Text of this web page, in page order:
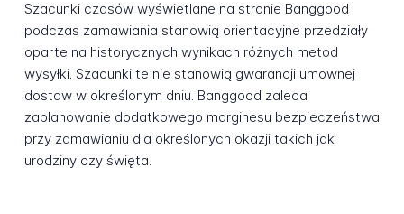
Szacunki czasów wyświetlane na stronie Banggood
podczas zamawiania stanowią orientacyjne przedziały
oparte na historycznych wynikach różnych metod
wysyłki. Szacunki te nie stanowią gwarancji umownej
dostaw w określonym dniu. Banggood zaleca
zaplanowanie dodatkowego marginesu bezpieczeństwa
przy zamawianiu dla określonych okazji takich jak
urodziny czy święta.